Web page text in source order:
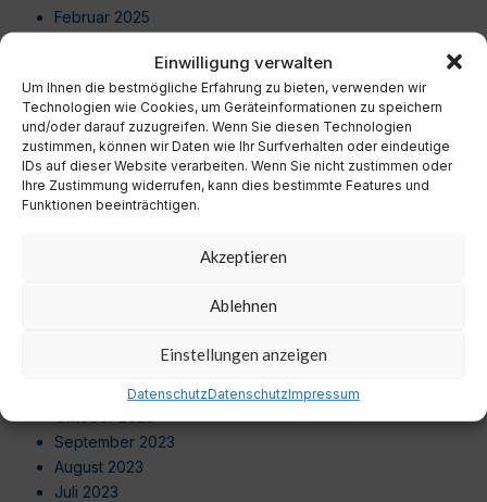
Einwilligung verwalten
Um Ihnen die bestmögliche Erfahrung zu bieten, verwenden wir
Technologien wie Cookies, um Geräteinformationen zu speichern
und/oder darauf zuzugreifen. Wenn Sie diesen Technologien
zustimmen, können wir Daten wie Ihr Surfverhalten oder eindeutige
IDs auf dieser Website verarbeiten. Wenn Sie nicht zustimmen oder
Ihre Zustimmung widerrufen, kann dies bestimmte Features und
Funktionen beeinträchtigen.
Akzeptieren
Ablehnen
Einstellungen anzeigen
DatenschutzDatenschutzImpressum
Februar 2025
Dezember 2024
November 2024
Oktober 2024
September 2024
August 2024
Juli 2024
Dezember 2023
November 2023
Oktober 2023
September 2023
August 2023
Juli 2023